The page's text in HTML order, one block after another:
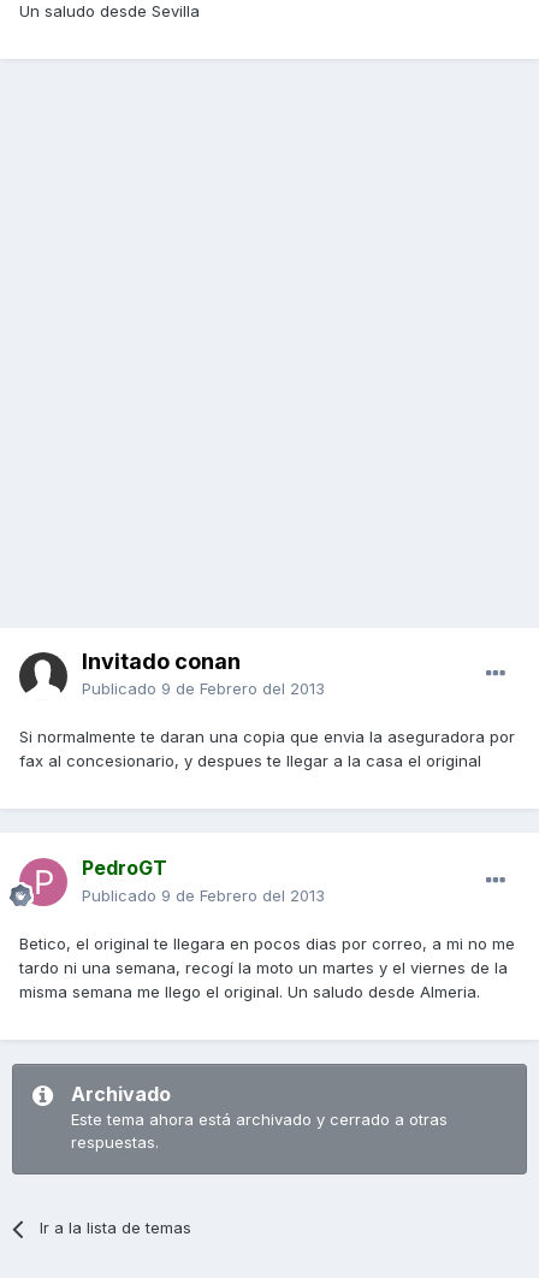
Un saludo desde Sevilla
Invitado conan
Publicado 9 de Febrero del 2013
Si normalmente te daran una copia que envia la aseguradora por
fax al concesionario, y despues te llegar a la casa el original
PedroGT
Publicado 9 de Febrero del 2013
Betico, el original te llegara en pocos dias por correo, a mi no me
tardo ni una semana, recogí la moto un martes y el viernes de la
misma semana me llego el original. Un saludo desde Almeria.
Archivado
Este tema ahora está archivado y cerrado a otras
respuestas.
Ir a la lista de temas